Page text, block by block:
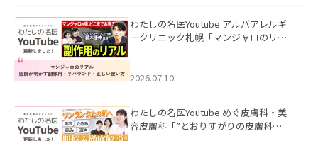
わたしの名医Youtube アルバアレルギ
ークリニック札幌「マンジャロのリア
た。
2026.07.10
わたしの名医Youtube めぐ皮膚科・美
容皮膚科「”とおりすがりの皮膚科